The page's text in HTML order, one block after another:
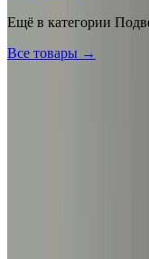
Ещё в категории
Все товары →